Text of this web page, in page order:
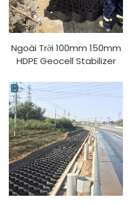
Ngoài Trời 100mm 150mm
HDPE Geocell Stabilizer
Đường PP Vật Liệu Khả
Năng Thiết Kế Mô Hình 3D